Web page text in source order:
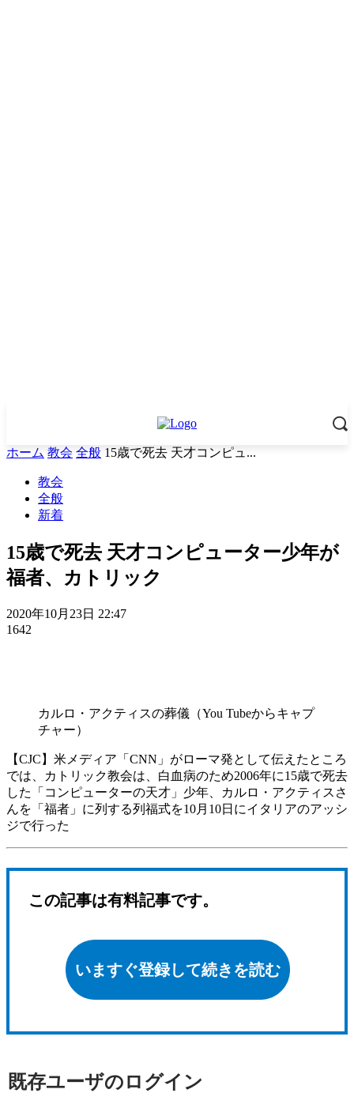
ホーム 教会 全般 15歳で死去 天才コンピュ...
教会
全般
新着
15歳で死去 天才コンピューター少年が
福者、カトリック
2020年10月23日 22:47
1642
カルロ・アクティスの葬儀（You Tubeからキャプ
チャー）
【CJC】米メディア「CNN」がローマ発として伝えたところ
では、カトリック教会は、白血病のため2006年に15歳で死去
した「コンピューターの天才」少年、カルロ・アクティスさ
んを「福者」に列する列福式を10月10日にイタリアのアッシ
ジで行った
この記事は有料記事です。
いますぐ登録して続きを読む
既存ユーザのログイン